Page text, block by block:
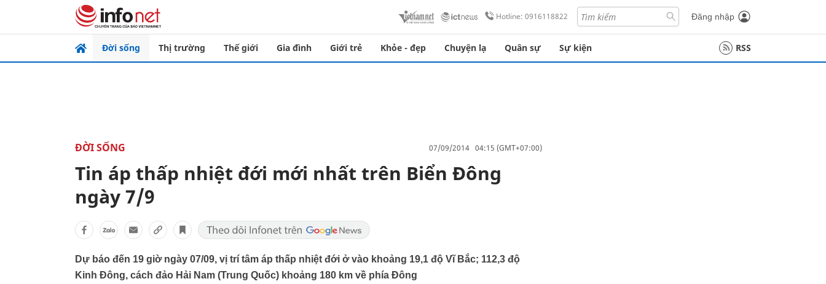
Hotline: 0916118822 Đăng nhập
Đời sống Thị trường Thế giới Gia đình Giới trẻ Khỏe - đẹp Chuyện lạ Quân sự Sự kiện RSS
ĐỜI SỐNG 07/09/2014 04:15 (GMT+07:00)
Tin áp thấp nhiệt đới mới nhất trên Biển Đông
ngày 7/9
Dự báo đến 19 giờ ngày 07/09, vị trí tâm áp thấp nhiệt đới ở vào khoảng 19,1 độ Vĩ Bắc; 112,3 độ
Kinh Đông, cách đảo Hải Nam (Trung Quốc) khoảng 180 km về phía Đông